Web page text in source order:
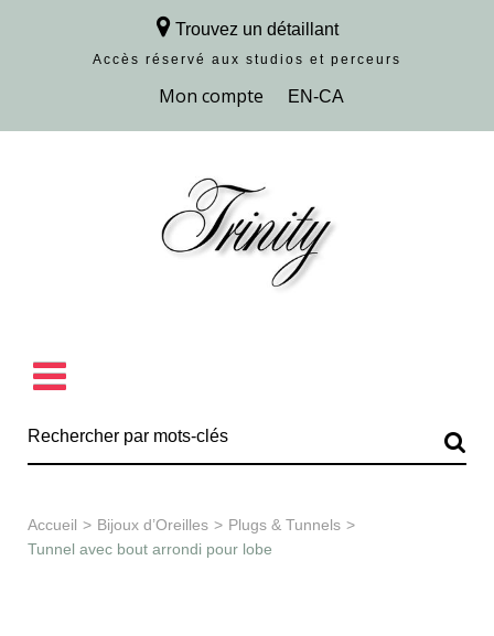
Trouvez un détaillant
Accès réservé aux studios et perceurs
Découvrir la collection
Accueil > Bijoux d’Oreilles > Plugs & Tunnels >
Tunnel avec bout arrondi pour lobe